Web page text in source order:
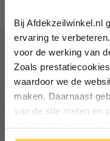
Bij Afdekzeilwinkel.nl
ervaring te
voor de werking van
Zoals
waardoor we de
maken. Daarnaast
van de site meten en
Vaak samen gekocht
Vul je e-mailadres
Particulier